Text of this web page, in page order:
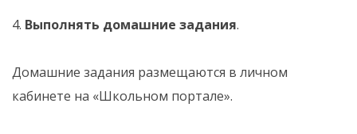
4. Выполнять домашние задания.
Домашние задания размещаются в личном
кабинете на «Школьном портале».